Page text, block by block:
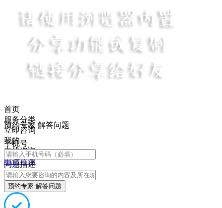
首页
服务分类
立即咨询
我的
在线咨询
电话咨询
预约专家 解答问题
手机号
问题描述
预约专家 解答问题